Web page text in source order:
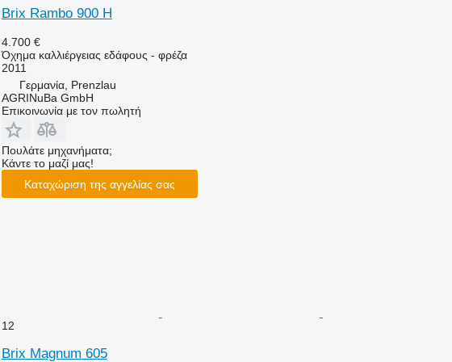
Brix Rambo 900 H
4.700 €
Όχημα καλλιέργειας εδάφους - φρέζα
2011
Γερμανία, Prenzlau
AGRINuBa GmbH
Επικοινωνία με τον πωλητή
Πουλάτε μηχανήματα;
Κάντε το μαζί μας!
Καταχώριση της αγγελίας σας
12
Brix Magnum 605